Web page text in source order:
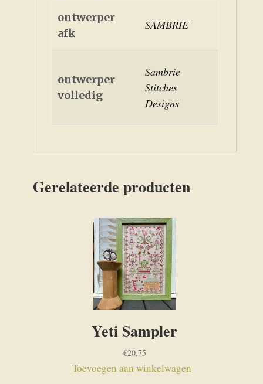
ontwerper
afk
SAMBRIE
ontwerper
volledig
Sambrie
Stitches
Designs
Gerelateerde producten
Yeti Sampler
€20,75
Toevoegen aan winkelwagen